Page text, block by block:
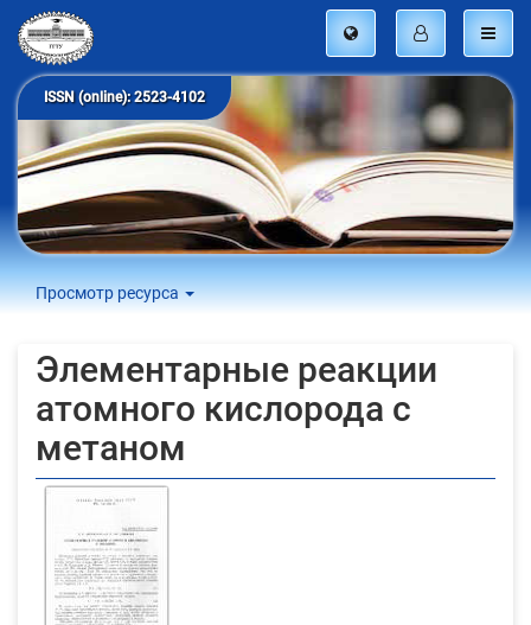
ISSN (online): 2523-4102
Просмотр ресурса
Элементарные реакции
атомного кислорода с
метаном